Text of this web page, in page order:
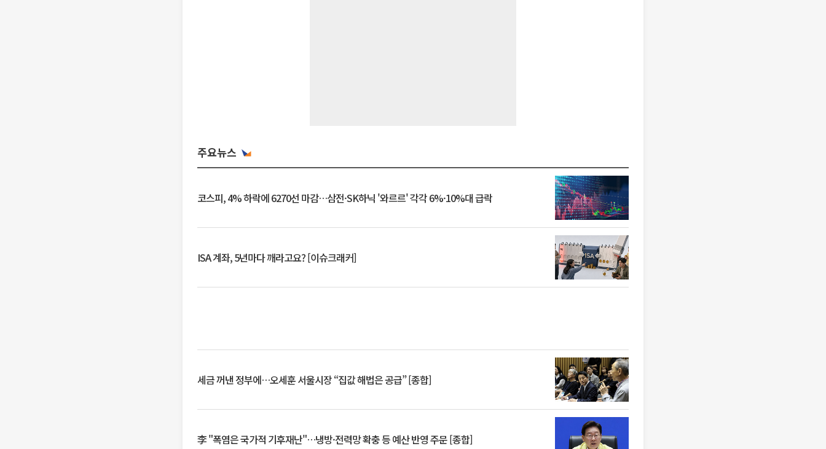
주요뉴스
코스피, 4% 하락에 6270선 마감…삼전·SK하닉 '와르르' 각각 6%·10%대 급락
ISA 계좌, 5년마다 깨라고요? [이슈크래커]
세금 꺼낸 정부에…오세훈 서울시장 “집값 해법은 공급” [종합]
李 "폭염은 국가적 기후재난"…냉방·전력망 확충 등 예산 반영 주문 [종합]